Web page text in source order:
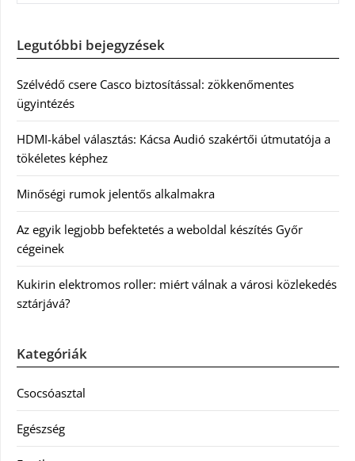
Legutóbbi bejegyzések
Szélvédő csere Casco biztosítással: zökkenőmentes
ügyintézés
HDMI-kábel választás: Kácsa Audió szakértői útmutatója a
tökéletes képhez
Minőségi rumok jelentős alkalmakra
Az egyik legjobb befektetés a weboldal készítés Győr
cégeinek
Kukirin elektromos roller: miért válnak a városi közlekedés
sztárjává?
Kategóriák
Csocsóasztal
Egészség